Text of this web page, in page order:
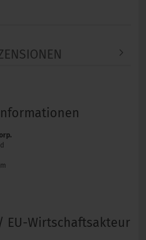
EU-Wirtschaftsakteur